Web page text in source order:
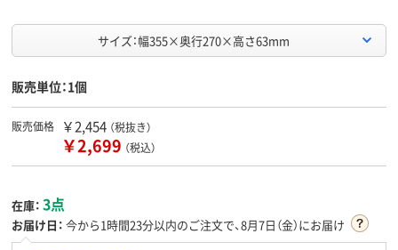
サイズ：幅355×奥行270×高さ63mm
販売単位：1個
販売価格 ￥2,454 （税抜き）
￥2,699 （税込）
在庫： 3点
お届け日： 今から1時間23分以内のご注文で、8月7日（金）にお届け